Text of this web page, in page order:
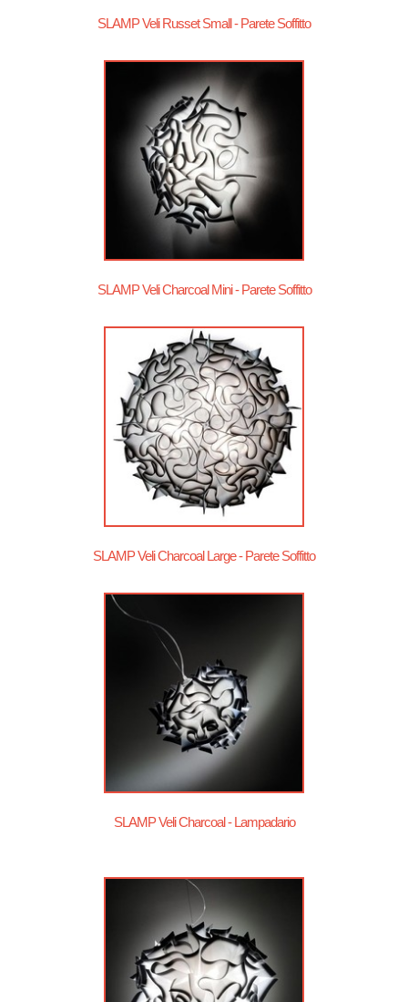
SLAMP Veli Russet Small - Parete Soffitto
SLAMP Veli Charcoal Mini - Parete Soffitto
SLAMP Veli Charcoal Large - Parete Soffitto
SLAMP Veli Charcoal - Lampadario